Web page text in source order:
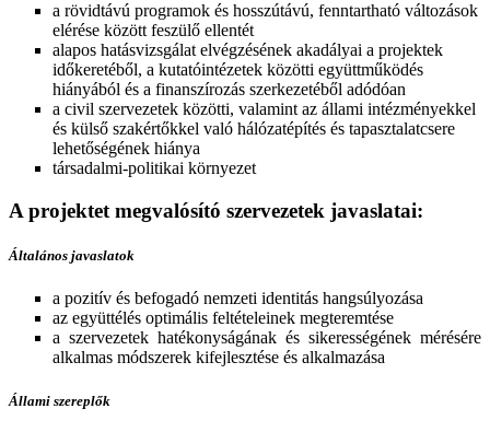
a rövidtávú programok és hosszútávú, fenntartható változások
elérése között feszülő ellentét
alapos hatásvizsgálat elvégzésének akadályai a projektek
időkeretéből, a kutatóintézetek közötti együttműködés
hiányából és a finanszírozás szerkezetéből adódóan
a civil szervezetek közötti, valamint az állami intézményekkel
és külső szakértőkkel való hálózatépítés és tapasztalatcsere
lehetőségének hiánya
társadalmi-politikai környezet
A projektet megvalósító szervezetek javaslatai:
Általános javaslatok
a pozitív és befogadó nemzeti identitás hangsúlyozása
az együttélés optimális feltételeinek megteremtése
a szervezetek hatékonyságának és sikerességének mérésére
alkalmas módszerek kifejlesztése és alkalmazása
Állami szereplők